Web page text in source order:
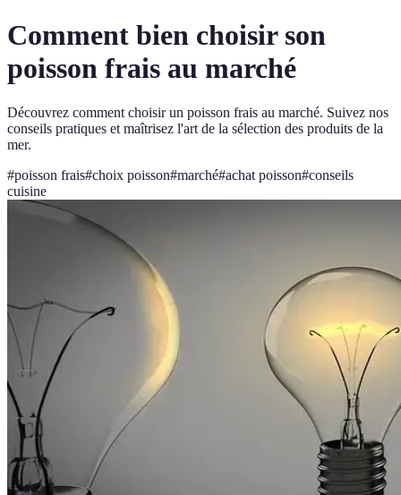
Comment bien choisir son
poisson frais au marché
Découvrez comment choisir un poisson frais au marché. Suivez nos
conseils pratiques et maîtrisez l'art de la sélection des produits de la
mer.
#poisson frais#choix poisson#marché#achat poisson#conseils
cuisine